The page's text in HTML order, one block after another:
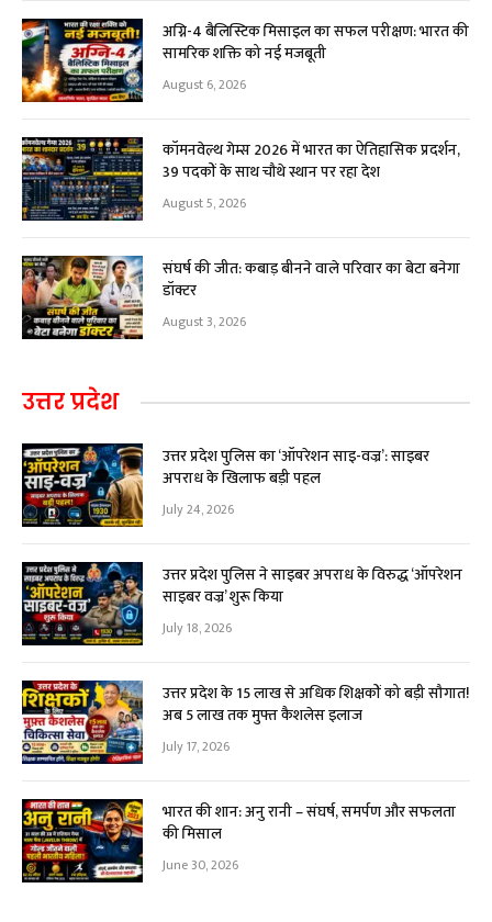
अग्नि-4 बैलिस्टिक मिसाइल का सफल परीक्षण: भारत की
सामरिक शक्ति को नई मजबूती
August 6, 2026
कॉमनवेल्थ गेम्स 2026 में भारत का ऐतिहासिक प्रदर्शन,
39 पदकों के साथ चौथे स्थान पर रहा देश
August 5, 2026
संघर्ष की जीत: कबाड़ बीनने वाले परिवार का बेटा बनेगा
डॉक्टर
August 3, 2026
उत्तर प्रदेश
उत्तर प्रदेश पुलिस का ‘ऑपरेशन साइ-वज्र’: साइबर
अपराध के खिलाफ बड़ी पहल
July 24, 2026
उत्तर प्रदेश पुलिस ने साइबर अपराध के विरुद्ध ‘ऑपरेशन
साइबर वज्र’ शुरू किया
July 18, 2026
उत्तर प्रदेश के 15 लाख से अधिक शिक्षकों को बड़ी सौगात!
अब ₹5 लाख तक मुफ्त कैशलेस इलाज
July 17, 2026
भारत की शान: अनु रानी – संघर्ष, समर्पण और सफलता
की मिसाल
June 30, 2026